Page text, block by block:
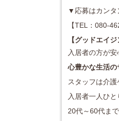
▼応募はカンタ
【TEL：080-
【グッドエイ
入居者の方が
心豊かな生活
スタッフは介
入居者一人ひ
20代～60代ま